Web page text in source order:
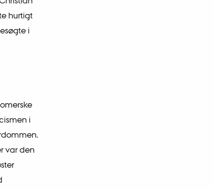
hurtigt
i
i
var den